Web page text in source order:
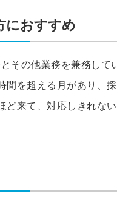
におすすめ
その他業務を兼務して
間を超える月があり、
ど来て、対応しきれない